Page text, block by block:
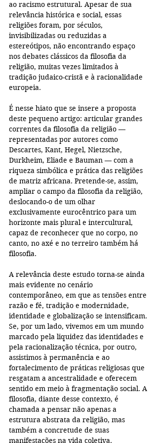
ao racismo estrutural. Apesar de sua
relevância histórica e social, essas
religiões foram, por séculos,
invisibilizadas ou reduzidas a
estereótipos, não encontrando espaço
nos debates clássicos da filosofia da
religião, muitas vezes limitados à
tradição judaico-cristã e à racionalidade
europeia.
É nesse hiato que se insere a proposta
deste pequeno artigo: articular grandes
correntes da filosofia da religião —
representadas por autores como
Descartes, Kant, Hegel, Nietzsche,
Durkheim, Eliade e Bauman — com a
riqueza simbólica e prática das religiões
de matriz africana. Pretende-se, assim,
ampliar o campo da filosofia da religião,
deslocando-o de um olhar
exclusivamente eurocêntrico para um
horizonte mais plural e intercultural,
capaz de reconhecer que no corpo, no
canto, no axé e no terreiro também há
filosofia.
A relevância deste estudo torna-se ainda
mais evidente no cenário
contemporâneo, em que as tensões entre
razão e fé, tradição e modernidade,
identidade e globalização se intensificam.
Se, por um lado, vivemos em um mundo
marcado pela liquidez das identidades e
pela racionalização técnica, por outro,
assistimos à permanência e ao
fortalecimento de práticas religiosas que
resgatam a ancestralidade e oferecem
sentido em meio à fragmentação social. A
filosofia, diante desse contexto, é
chamada a pensar não apenas a
estrutura abstrata da religião, mas
também a concretude de suas
manifestações na vida coletiva.